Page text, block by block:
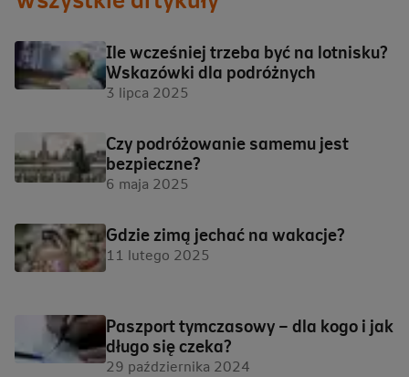
Ile wcześniej trzeba być na lotnisku?
Wskazówki dla podróżnych
3 lipca 2025
Czy podróżowanie samemu jest
bezpieczne?
6 maja 2025
Gdzie zimą jechać na wakacje?
11 lutego 2025
Paszport tymczasowy – dla kogo i jak
długo się czeka?
29 października 2024